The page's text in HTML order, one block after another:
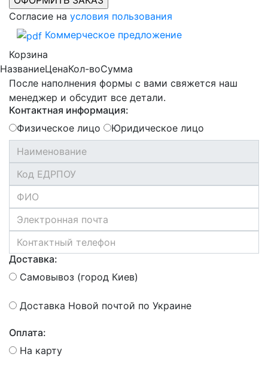
Согласие на условия пользования
Коммерческое предложение
Корзина
НазваниеЦенаКол-воСумма
После наполнения формы с вами свяжется наш
менеджер и обсудит все детали.
Контактная информация:
Физическое лицо
Юридическое лицо
Доставка:
Самовывоз (город Киев)
Доставка Новой почтой по Украине
Оплата:
На карту